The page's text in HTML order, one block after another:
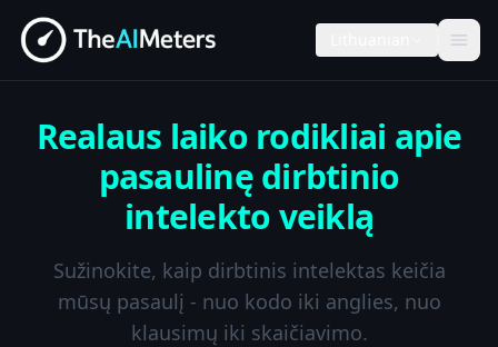
Realaus laiko rodikliai apie
pasaulinę dirbtinio
intelekto veiklą
Sužinokite, kaip dirbtinis intelektas keičia
mūsų pasaulį - nuo kodo iki anglies, nuo
klausimų iki skaičiavimo.